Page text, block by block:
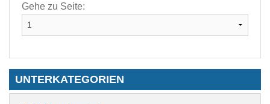
Gehe zu Seite:
UNTERKATEGORIEN